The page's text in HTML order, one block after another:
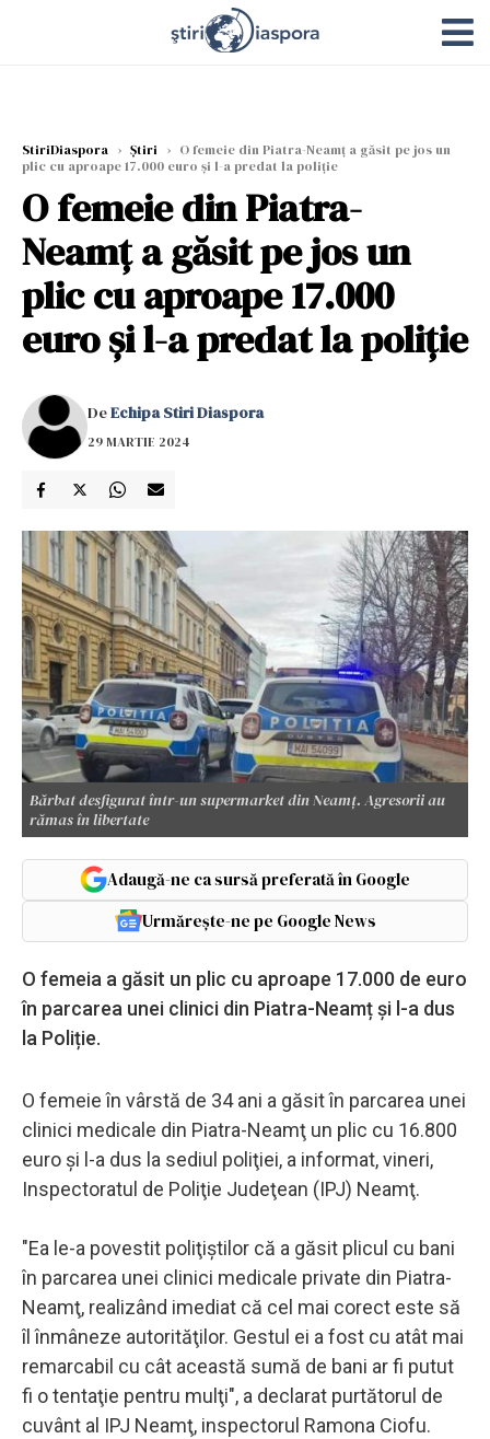
StiriDiaspora › Știri › O femeie din Piatra-Neamț a găsit pe jos un
plic cu aproape 17.000 euro şi l-a predat la poliţie
O femeie din Piatra-
Neamț a găsit pe jos un
plic cu aproape 17.000
euro şi l-a predat la poliţie
DeEchipa Stiri Diaspora
29 MARTIE 2024
Bărbat desfigurat într-un supermarket din Neamț. Agresorii au
rămas în libertate
Adaugă-ne ca sursă preferată în Google
Urmărește-ne pe Google News
O femeia a găsit un plic cu aproape 17.000 de euro
în parcarea unei clinici din Piatra-Neamț și l-a dus
la Poliție.
O femeie în vârstă de 34 ani a găsit în parcarea unei
clinici medicale din Piatra-Neamţ un plic cu 16.800
euro şi l-a dus la sediul poliţiei, a informat, vineri,
Inspectoratul de Poliţie Judeţean (IPJ) Neamţ.
"Ea le-a povestit poliţiştilor că a găsit plicul cu bani
în parcarea unei clinici medicale private din Piatra-
Neamţ, realizând imediat că cel mai corect este să
îl înmâneze autorităţilor. Gestul ei a fost cu atât mai
remarcabil cu cât această sumă de bani ar fi putut
fi o tentaţie pentru mulţi", a declarat purtătorul de
cuvânt al IPJ Neamţ, inspectorul Ramona Ciofu.